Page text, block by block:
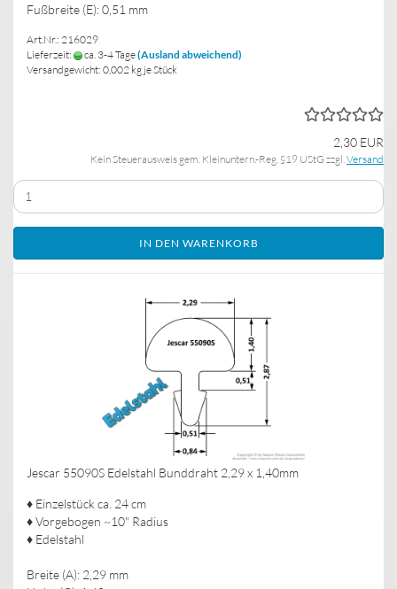
Fußbreite (E): 0,51 mm
Art.Nr.: 216029
Lieferzeit:
ca. 3-4 Tage(Ausland abweichend)
Versandgewicht: 0,002 kg je Stück
2,30 EUR
Kein Steuerausweis gem. Kleinuntern.-Reg. §19 UStG zzgl. Versand
IN DEN WARENKORB
Jescar 55090S Edelstahl Bunddraht 2,29 x 1,40mm
♦ Einzelstück ca. 24 cm
♦ Vorgebogen ~10" Radius
♦ Edelstahl
Breite (A): 2,29 mm